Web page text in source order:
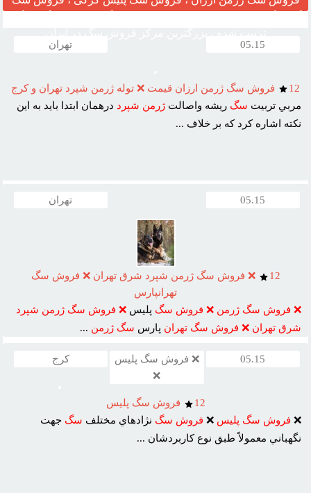
05.15 تهران
12
فروش سگ ژرمن ارزان قيمت ❌ توله ژرمن شپرد تهران و کرج
مربي تربيت سگ ريشه واصالتژرمن شپرد درهمان ابتدا بايد به اين
نکته اشاره کرد که بر خلاف ...
05.15 تهران
12
❌ فروش سگ ژرمن شپرد شرق تهران ❌ فروش سگ
تهرانپارس
❌ فروش سگ ژرمن ❌ فروش سگ پليس❌ فروش سگ ژرمن شپرد
شرق تهران ❌ فروش سگ تهران پارس سگ ژرمن ...
05.15
❌ فروش سگ پلیس
❌
کرج
12
فروش سگ پليس
❌ فروش سگ پليس ❌ فروش سگ نژادهاي مختلف سگ جهت
نگهباني معمولاً طبق نوع کاربردشان ...